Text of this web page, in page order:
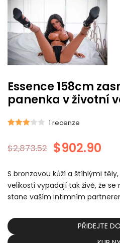
Essence 158cm
panenka v životní
3.00
z
5 na
zákaznické
hodnocení
1 recenze
$2,873.52 $902.90
S bronzovou kůží a štíhlými
velikosti vypadají tak živě, že
stane vaším intimním
PŘIDEJTE